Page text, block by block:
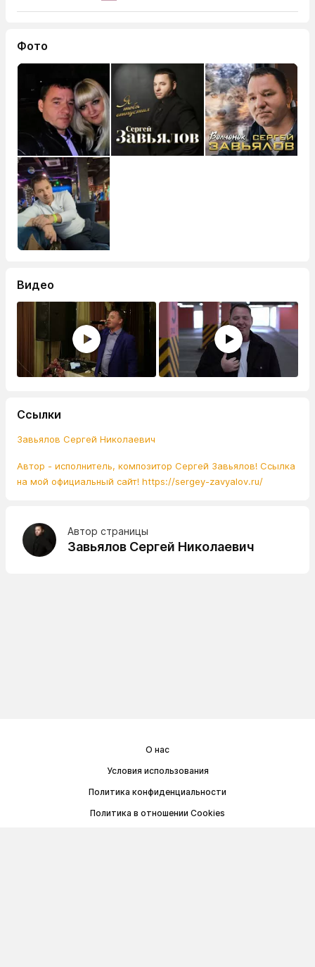
Фото
Видео
Ссылки
Завьялов Сергей Николаевич
Автор - исполнитель, композитор Сергей Завьялов! Ссылка
на мой официальный сайт! https://sergey-zavyalov.ru/
Автор страницы
Завьялов Сергей Николаевич
О нас
Условия использования
Политика конфиденциальности
Политика в отношении Cookies